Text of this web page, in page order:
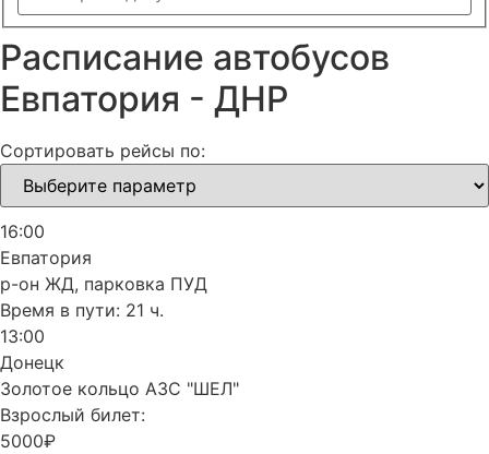
Расписание автобусов
Евпатория - ДНР
Сортировать рейсы по:
16:00
Евпатория
р-он ЖД, парковка ПУД
Время в пути: 21 ч.
13:00
Донецк
Золотое кольцо АЗС "ШЕЛ"
Взрослый билет:
5000₽